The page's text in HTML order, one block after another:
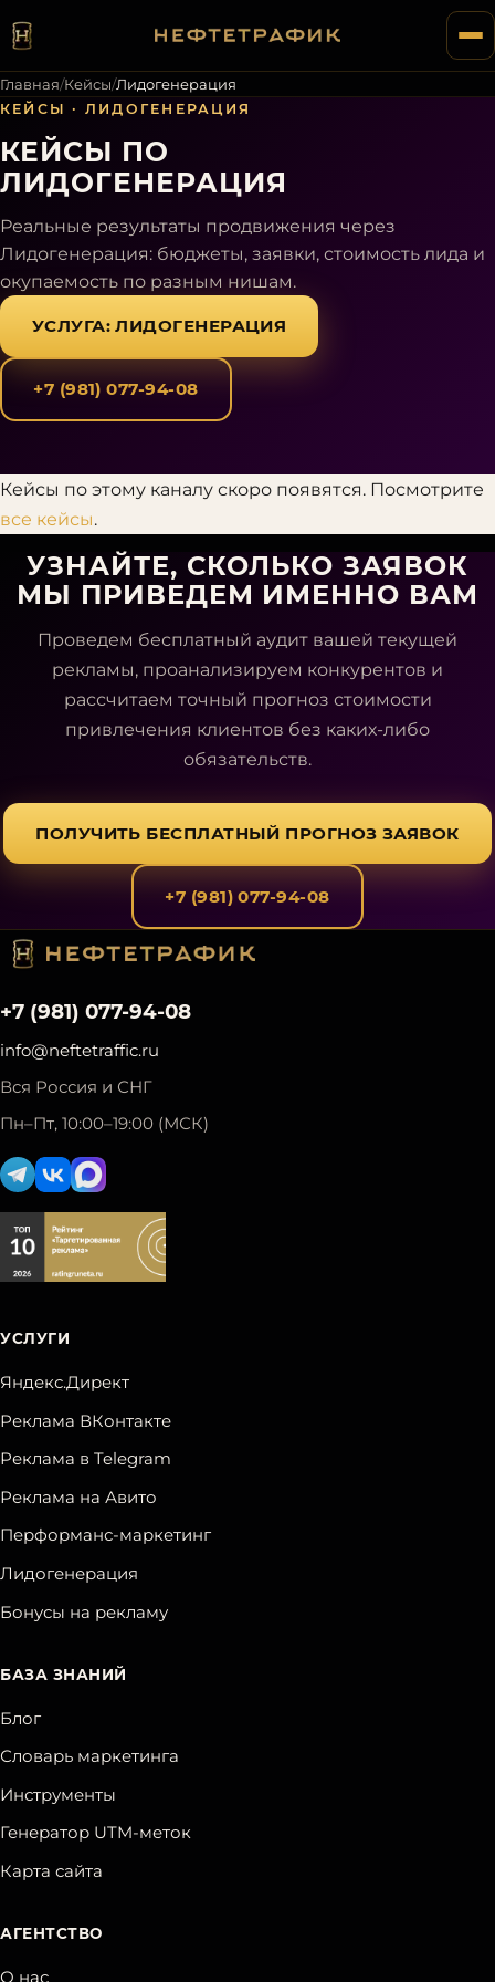
Главная/Кейсы/Лидогенерация
КЕЙСЫ · ЛИДОГЕНЕРАЦИЯ
КЕЙСЫ ПО
ЛИДОГЕНЕРАЦИЯ
Реальные результаты продвижения через
Лидогенерация: бюджеты, заявки, стоимость лида и
окупаемость по разным нишам.
УСЛУГА:ЛИДОГЕНЕРАЦИЯ
+7 (981) 077-94-08
Кейсы по этому каналу скоро появятся. Посмотрите
все кейсы.
УЗНАЙТЕ, СКОЛЬКО ЗАЯВОК
МЫ ПРИВЕДЕМ ИМЕННО ВАМ
Проведем бесплатный аудит вашей текущей
рекламы, проанализируем конкурентов и
рассчитаем точный прогноз стоимости
привлечения клиентов без каких-либо
обязательств.
ПОЛУЧИТЬ БЕСПЛАТНЫЙ ПРОГНОЗ ЗАЯВОК
+7 (981) 077-94-08
+7 (981) 077-94-08
info@neftetraffic.ru
Вся Россия и СНГ
Пн–Пт, 10:00–19:00 (МСК)
УСЛУГИ
Яндекс.Директ
Реклама ВКонтакте
Реклама в Telegram
Реклама на Авито
Перформанс-маркетинг
Лидогенерация
Бонусы на рекламу
БАЗА ЗНАНИЙ
Блог
Словарь маркетинга
Инструменты
Генератор UTM-меток
Карта сайта
АГЕНТСТВО
О нас